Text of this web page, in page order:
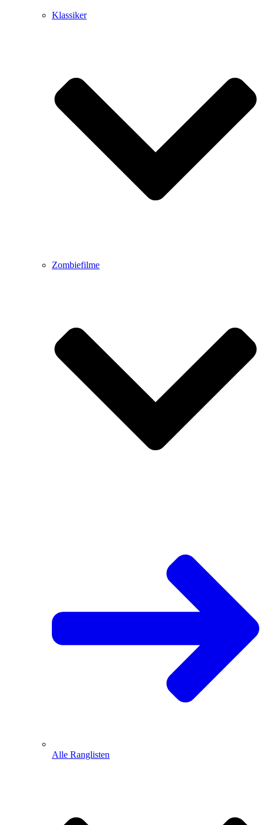
Klassiker
Zombiefilme
Alle Ranglisten